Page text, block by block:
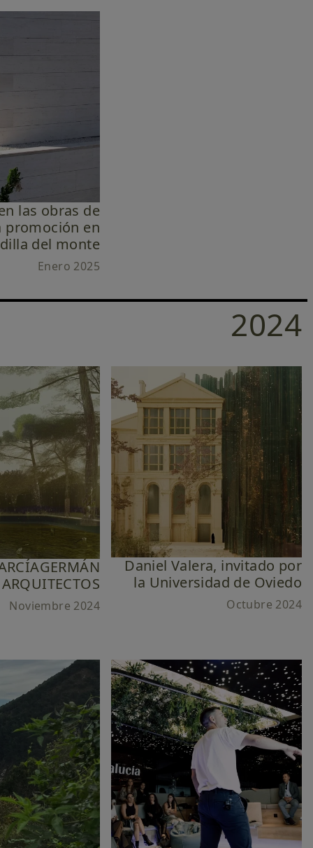
las obras de
promoción en
del monte
Enero 2025
2024
ARQUITECTOS
Noviembre 2024
Daniel Valera, invitado por
la Universidad de Oviedo
Octubre 2024